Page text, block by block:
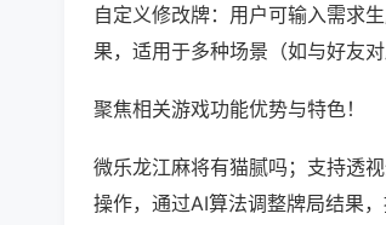
自定义修改牌：用户可输入需求
果，适用于多种场景（如与好友
聚焦相关游戏功能优势与特色！
微乐龙江麻将有猫腻吗；支持透
操作，通过AI算法调整牌局结果，